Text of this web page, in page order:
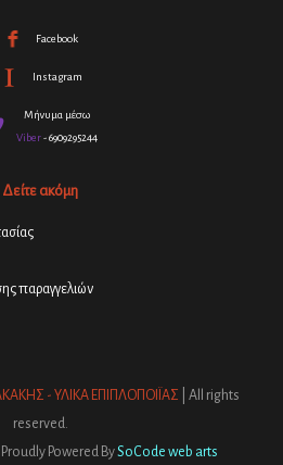
Facebook
Instagram
Μήνυμα μέσω
Viber- 6909295244
Δείτε ακόμη
παραγγελιών
- ΥΛΙΚΑ ΕΠΙΠΛΟΠΟΙΪΑΣ | All rights
reserved.
Powered BySoCode web arts